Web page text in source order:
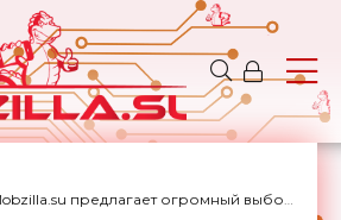
Интернет портал Mobzilla.su предлагает огромный выбор новостей с доставкой на дом.